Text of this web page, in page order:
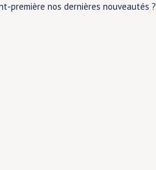
première nos dernières nouveautés ?